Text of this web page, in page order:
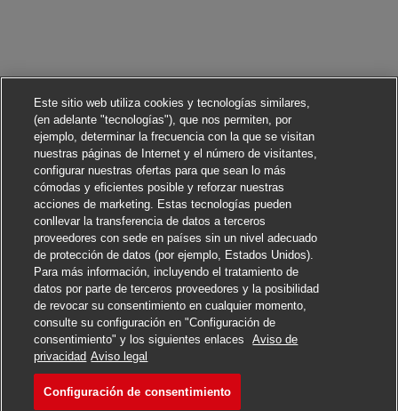
Solicitar
Este sitio web utiliza cookies y tecnologías similares,
(en adelante "tecnologías"), que nos permiten, por
ejemplo, determinar la frecuencia con la que se visitan
nuestras páginas de Internet y el número de visitantes,
configurar nuestras ofertas para que sean lo más
cómodas y eficientes posible y reforzar nuestras
acciones de marketing. Estas tecnologías pueden
conllevar la transferencia de datos a terceros
proveedores con sede en países sin un nivel adecuado
de protección de datos (por ejemplo, Estados Unidos).
Para más información, incluyendo el tratamiento de
datos por parte de terceros proveedores y la posibilidad
de revocar su consentimiento en cualquier momento,
consulte su configuración en "Configuración de
consentimiento" y los siguientes enlaces
Aviso de
privacidad Aviso legal
Configuración de consentimiento